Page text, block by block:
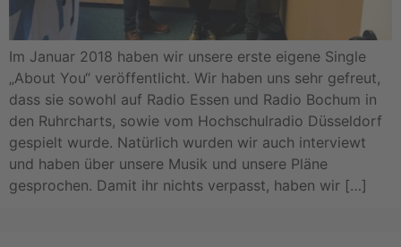
Im Januar 2018 haben wir unsere erste eigene Single
„About You“ veröffentlicht. Wir haben uns sehr gefreut,
dass sie sowohl auf Radio Essen und Radio Bochum in
den Ruhrcharts, sowie vom Hochschulradio Düsseldorf
gespielt wurde. Natürlich wurden wir auch interviewt
und haben über unsere Musik und unsere Pläne
gesprochen. Damit ihr nichts verpasst, haben wir […]